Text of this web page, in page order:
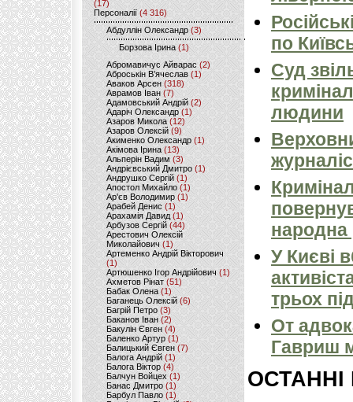
(17)
Персоналії (4 316)
Абдуллін Олександр (3)
Борзова Ірина(1)
Абромавичус Айварас (2)
Аброськін В’ячеслав(1)
Аваков Арсен (318)
Аврамов Іван (7)
Адамовський Андрій(2)
Адаріч Олександр (1)
Азаров Микола (12)
Азаров Олексій (9)
Акименко Олександр(1)
Акімова Ірина(13)
Альперін Вадим (3)
Андрієвський Дмитро(1)
Андрушко Сергій(1)
Апостол Михайло(1)
Ар'єв Володимир (1)
Арабей Денис(1)
Арахамія Давид (1)
Арбузов Сергій (44)
Арестович Олексій
Миколайович(1)
Артеменко Андрій Вікторович
(1)
Артюшенко Ігор Андрійович(1)
Ахметов Рінат(51)
Бабак Олена(1)
Баганець Олексій(6)
Багрій Петро (3)
Баканов Іван(2)
Бакулін Євген (4)
Баленко Артур(1)
Балицький Євген(7)
Балога Андрій (1)
Балога Віктор (4)
Балчун Войцех (1)
Банас Дмитро (1)
Барбул Павло(1)
по
Суд
людини
народна
У Києві
трьох
От
Гавриш
ОСТАННІ